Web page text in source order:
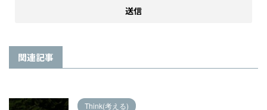
関連記事
Think(考える)